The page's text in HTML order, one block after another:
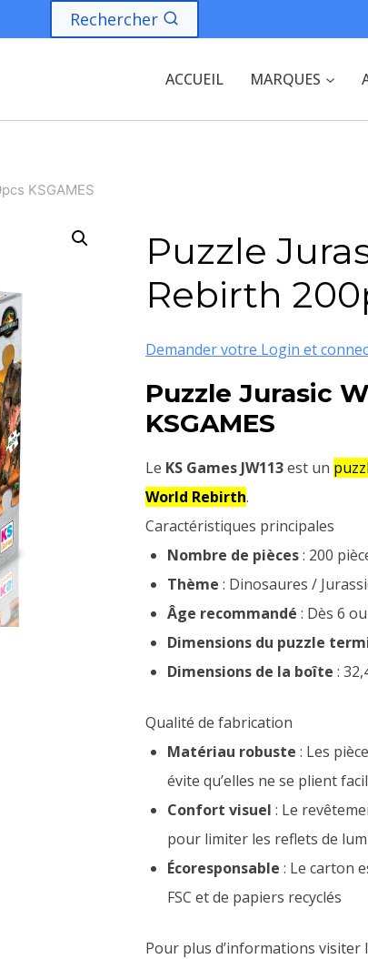
Rechercher
ACCUEIL MARQUES
KSGAMES
Puzzle
Rebirth
Demander votre Login et
Puzzle Jurasic
KSGAMES
Le KS Games JW113est un
World Rebirth.
Caractéristiques principales
Nombre de pièces: 200
Thème : Dinosaures /
Âge recommandé : Dès 6
Dimensions du puzzle
Dimensions de la boîte :
Qualité de fabrication
Matériau robuste : Les
évite qu’elles ne se plient
Confort visuel : Le
pour limiter les reflets de
Écoresponsable : Le carton
FSC et de papiers recyclés
Pour plus d’informations visiter